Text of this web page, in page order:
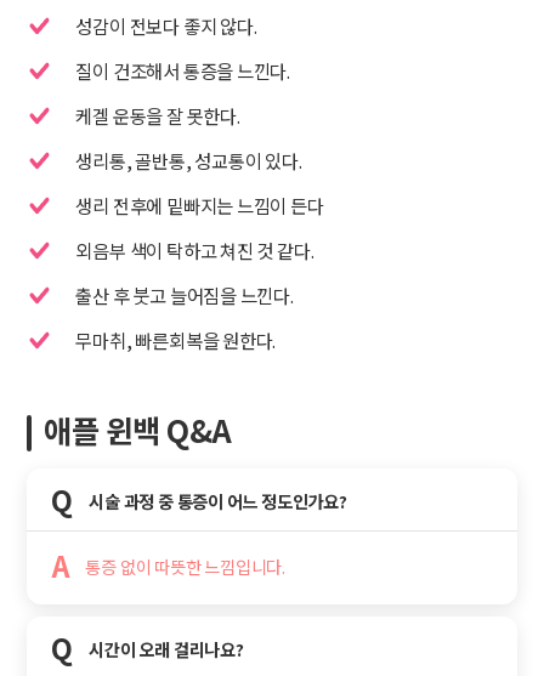
성감이 전보다 좋지 않다.
질이 건조해서 통증을 느낀다.
케겔 운동을 잘 못한다.
생리통, 골반통, 성교통이 있다.
생리 전후에 밑빠지는 느낌이 든다
외음부 색이 탁하고 쳐진 것 같다.
출산 후 붓고 늘어짐을 느낀다.
무마취, 빠른회복을 원한다.
애플 윈백 Q&A
Q 시술 과정 중 통증이 어느 정도인가요?
A 통증 없이 따뜻한 느낌입니다.
Q 시간이 오래 걸리나요?